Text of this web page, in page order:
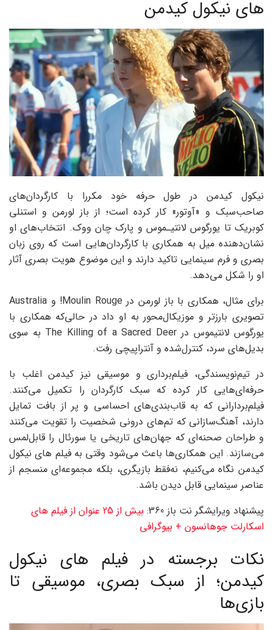
های نیکول کیدمن
نیکول کیدمن در طول حرفه خود مکررا با کارگردان‌های
صاحب‌سبک و «آوتور» کار کرده است؛ از باز لورمن و استنلی
کوبریک تا یورگوس لانتیـموس و پارک چان ووک. انتخاب‌های او
نشان‌دهنده میل به همکاری با کارگردان‌هایی است که روی زبان
بصری و فرم سینمایی تاکید دارند و این موضوع هویت بصری آثار
او را شکل می‌دهد.
برای مثال، همکاری با باز لورمن در Moulin Rouge! و Australia
تصویری بارزتر و موزیکال‌محور به او داد در حالی‌که همکاری با
یورگوس لانتیموس در The Killing of a Sacred Deer به سوی
بدیل‌های سرد، کنترل‌شده و آنتراپیچی رفت.
در تیم‌نویسندگی، فیلم‌برداری و موسیقی نیز کیدمن اغلب با
حرفه‌ای‌هایی کار کرده که سبک کارگردان را تکمیل می‌کنند.
فیلم‌بردارانی که به قاب‌بندی‌های احساسی و پر از بافت تمایل
دارند، آهنگ‌سازانی که تم‌های درونی شخصیت را تقویت می‌کنند
و طراحان صحنه‌ای که جهان‌های تاریخی یا سورئال را قابل‌لمس
می‌سازند. این همکاری‌ها باعث می‌شود وقتی به فیلم های نیکول
کیدمن نگاه می‌کنیم، نه‌فقط بازیگری، بلکه مجموعه‌ای منسجم از
عناصر سینمایی قابل دیدن باشد.
پیشنهاد ویرایشگر نت باز 360:
بیش از 25 عنوان از فیلم های
اسکارلت جوهانسون + بیوگرافی
نکات برجسته در فیلم های نیکول
کیدمن؛ از سبک بصری، موسیقی تا
بازی‌ها